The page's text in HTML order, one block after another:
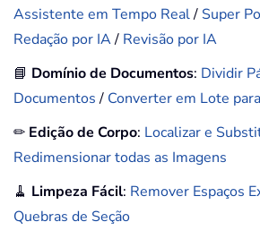
Assistente em Tempo Real/ Super
Redação por IA/ Revisão por IA
📘 Domínio de Documentos: Dividir
Documentos/ Converter em Lote
✏ Edição de Corpo: Localizar e
Redimensionar todas as Imagens
🧹 Limpeza Fácil: Remover Espaços
Quebras de Seção